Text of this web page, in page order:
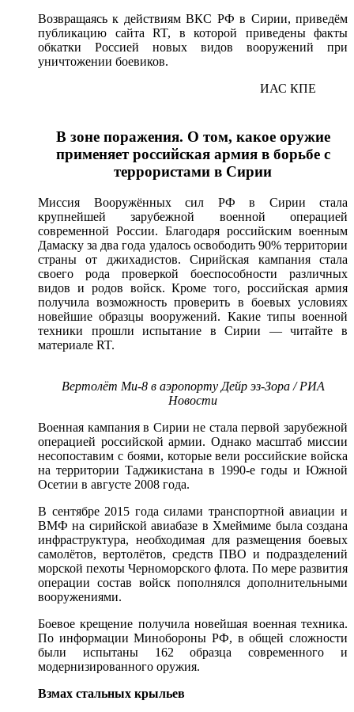
Возвращаясь к действиям ВКС РФ в Сирии, приведём
публикацию сайта RT, в которой приведены факты
обкатки Россией новых видов вооружений при
уничтожении боевиков.
ИАС КПЕ
В зоне поражения. О том, какое оружие
применяет российская армия в борьбе с
террористами в Сирии
Миссия Вооружённых сил РФ в Сирии стала
крупнейшей зарубежной военной операцией
современной России. Благодаря российским военным
Дамаску за два года удалось освободить 90% территории
страны от джихадистов. Сирийская кампания стала
своего рода проверкой боеспособности различных
видов и родов войск. Кроме того, российская армия
получила возможность проверить в боевых условиях
новейшие образцы вооружений. Какие типы военной
техники прошли испытание в Сирии — читайте в
материале RT.
Вертолёт Ми-8 в аэропорту Дейр эз-Зора / РИА
Новости
Военная кампания в Сирии не стала первой зарубежной
операцией российской армии. Однако масштаб миссии
несопоставим с боями, которые вели российские войска
на территории Таджикистана в 1990-е годы и Южной
Осетии в августе 2008 года.
В сентябре 2015 года силами транспортной авиации и
ВМФ на сирийской авиабазе в Хмеймиме была создана
инфраструктура, необходимая для размещения боевых
самолётов, вертолётов, средств ПВО и подразделений
морской пехоты Черноморского флота. По мере развития
операции состав войск пополнялся дополнительными
вооружениями.
Боевое крещение получила новейшая военная техника.
По информации Минобороны РФ, в общей сложности
были испытаны 162 образца современного и
модернизированного оружия.
Взмах стальных крыльев